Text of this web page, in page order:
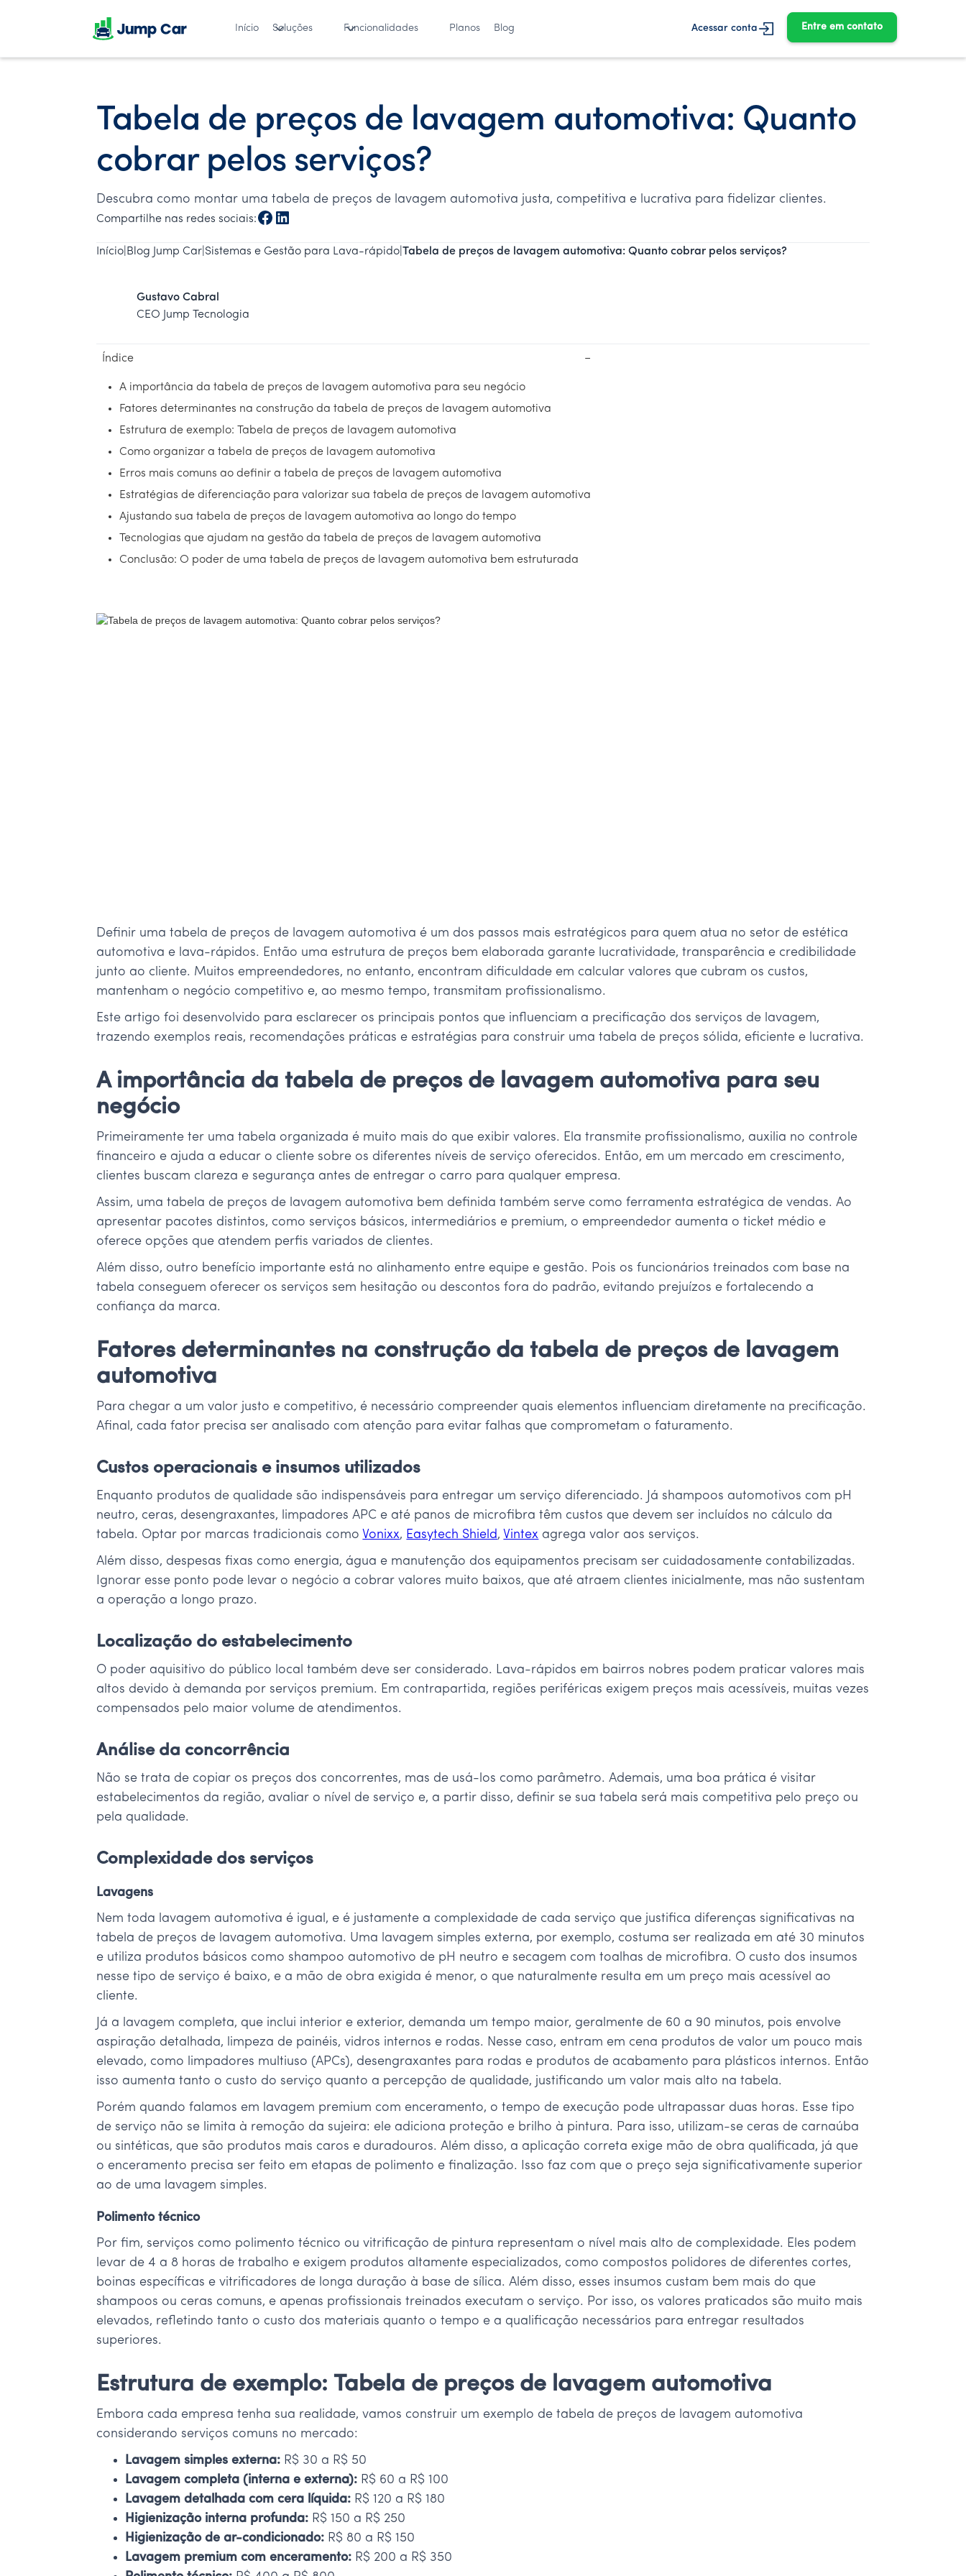
Início Soluções Funcionalidades Planos Blog Acessar conta Entre em contato
Tabela de preços de lavagem automotiva: Quanto
cobrar pelos serviços?
Descubra como montar uma tabela de preços de lavagem automotiva justa, competitiva e lucrativa para fidelizar clientes.
Compartilhe nas redes sociais:
Início Blog Jump Car Sistemas e Gestão para Lava-rápido |Tabela de preços de lavagem automotiva: Quanto cobrar pelos serviços?
Gustavo Cabral
CEO Jump Tecnologia
Índice −
A importância da tabela de preços de lavagem automotiva para seu negócio
Fatores determinantes na construção da tabela de preços de lavagem automotiva
Estrutura de exemplo: Tabela de preços de lavagem automotiva
Como organizar a tabela de preços de lavagem automotiva
Erros mais comuns ao definir a tabela de preços de lavagem automotiva
Estratégias de diferenciação para valorizar sua tabela de preços de lavagem automotiva
Ajustando sua tabela de preços de lavagem automotiva ao longo do tempo
Tecnologias que ajudam na gestão da tabela de preços de lavagem automotiva
Conclusão: O poder de uma tabela de preços de lavagem automotiva bem estruturada
Definir uma tabela de preços de lavagem automotiva é um dos passos mais estratégicos para quem atua no setor de estética
automotiva e lava-rápidos. Então uma estrutura de preços bem elaborada garante lucratividade, transparência e credibilidade
junto ao cliente. Muitos empreendedores, no entanto, encontram dificuldade em calcular valores que cubram os custos,
mantenham o negócio competitivo e, ao mesmo tempo, transmitam profissionalismo.
Este artigo foi desenvolvido para esclarecer os principais pontos que influenciam a precificação dos serviços de lavagem,
trazendo exemplos reais, recomendações práticas e estratégias para construir uma tabela de preços sólida, eficiente e lucrativa.
A importância da tabela de preços de lavagem automotiva para seu
negócio
Primeiramente ter uma tabela organizada é muito mais do que exibir valores. Ela transmite profissionalismo, auxilia no controle
financeiro e ajuda a educar o cliente sobre os diferentes níveis de serviço oferecidos. Então, em um mercado em crescimento,
clientes buscam clareza e segurança antes de entregar o carro para qualquer empresa.
Assim, uma tabela de preços de lavagem automotiva bem definida também serve como ferramenta estratégica de vendas. Ao
apresentar pacotes distintos, como serviços básicos, intermediários e premium, o empreendedor aumenta o ticket médio e
oferece opções que atendem perfis variados de clientes.
Além disso, outro benefício importante está no alinhamento entre equipe e gestão. Pois os funcionários treinados com base na
tabela conseguem oferecer os serviços sem hesitação ou descontos fora do padrão, evitando prejuízos e fortalecendo a
confiança da marca.
Fatores determinantes na construção da tabela de preços de lavagem
automotiva
Para chegar a um valor justo e competitivo, é necessário compreender quais elementos influenciam diretamente na precificação.
Afinal, cada fator precisa ser analisado com atenção para evitar falhas que comprometam o faturamento.
Custos operacionais e insumos utilizados
Enquanto produtos de qualidade são indispensáveis para entregar um serviço diferenciado. Já shampoos automotivos com pH
neutro, ceras, desengraxantes, limpadores APC e até panos de microfibra têm custos que devem ser incluídos no cálculo da
tabela. Optar por marcas tradicionais como Vonixx, Easytech Shield, Vintex agrega valor aos serviços.
Além disso, despesas fixas como energia, água e manutenção dos equipamentos precisam ser cuidadosamente contabilizadas.
Ignorar esse ponto pode levar o negócio a cobrar valores muito baixos, que até atraem clientes inicialmente, mas não sustentam
a operação a longo prazo.
Localização do estabelecimento
O poder aquisitivo do público local também deve ser considerado. Lava-rápidos em bairros nobres podem praticar valores mais
altos devido à demanda por serviços premium. Em contrapartida, regiões periféricas exigem preços mais acessíveis, muitas vezes
compensados pelo maior volume de atendimentos.
Análise da concorrência
Não se trata de copiar os preços dos concorrentes, mas de usá-los como parâmetro. Ademais, uma boa prática é visitar
estabelecimentos da região, avaliar o nível de serviço e, a partir disso, definir se sua tabela será mais competitiva pelo preço ou
pela qualidade.
Complexidade dos serviços
Lavagens
Nem toda lavagem automotiva é igual, e é justamente a complexidade de cada serviço que justifica diferenças significativas na
tabela de preços de lavagem automotiva. Uma lavagem simples externa, por exemplo, costuma ser realizada em até 30 minutos
e utiliza produtos básicos como shampoo automotivo de pH neutro e secagem com toalhas de microfibra. O custo dos insumos
nesse tipo de serviço é baixo, e a mão de obra exigida é menor, o que naturalmente resulta em um preço mais acessível ao
cliente.
Já a lavagem completa, que inclui interior e exterior, demanda um tempo maior, geralmente de 60 a 90 minutos, pois envolve
aspiração detalhada, limpeza de painéis, vidros internos e rodas. Nesse caso, entram em cena produtos de valor um pouco mais
elevado, como limpadores multiuso (APCs), desengraxantes para rodas e produtos de acabamento para plásticos internos. Então
isso aumenta tanto o custo do serviço quanto a percepção de qualidade, justificando um valor mais alto na tabela.
Porém quando falamos em lavagem premium com enceramento, o tempo de execução pode ultrapassar duas horas. Esse tipo
de serviço não se limita à remoção da sujeira: ele adiciona proteção e brilho à pintura. Para isso, utilizam-se ceras de carnaúba
ou sintéticas, que são produtos mais caros e duradouros. Além disso, a aplicação correta exige mão de obra qualificada, já que
o enceramento precisa ser feito em etapas de polimento e finalização. Isso faz com que o preço seja significativamente superior
ao de uma lavagem simples.
Polimento técnico
Por fim, serviços como polimento técnico ou vitrificação de pintura representam o nível mais alto de complexidade. Eles podem
levar de 4 a 8 horas de trabalho e exigem produtos altamente especializados, como compostos polidores de diferentes cortes,
boinas específicas e vitrificadores de longa duração à base de sílica. Além disso, esses insumos custam bem mais do que
shampoos ou ceras comuns, e apenas profissionais treinados executam o serviço. Por isso, os valores praticados são muito mais
elevados, refletindo tanto o custo dos materiais quanto o tempo e a qualificação necessários para entregar resultados
superiores.
Estrutura de exemplo: Tabela de preços de lavagem automotiva
Embora cada empresa tenha sua realidade, vamos construir um exemplo de tabela de preços de lavagem automotiva
considerando serviços comuns no mercado:
Lavagem simples externa: R$ 30 a R$ 50
Lavagem completa (interna e externa): R$ 60 a R$ 100
Lavagem detalhada com cera líquida: R$ 120 a R$ 180
Higienização interna profunda: R$ 150 a R$ 250
Higienização de ar-condicionado: R$ 80 a R$ 150
Lavagem premium com enceramento: R$ 200 a R$ 350